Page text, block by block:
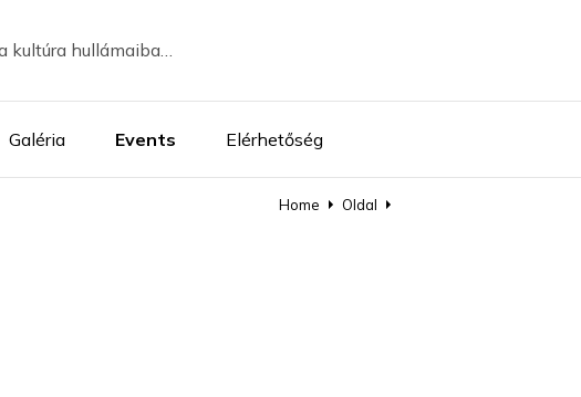
kultúra hullámaiba…
Galéria Events Elérhetőség
Home Oldal